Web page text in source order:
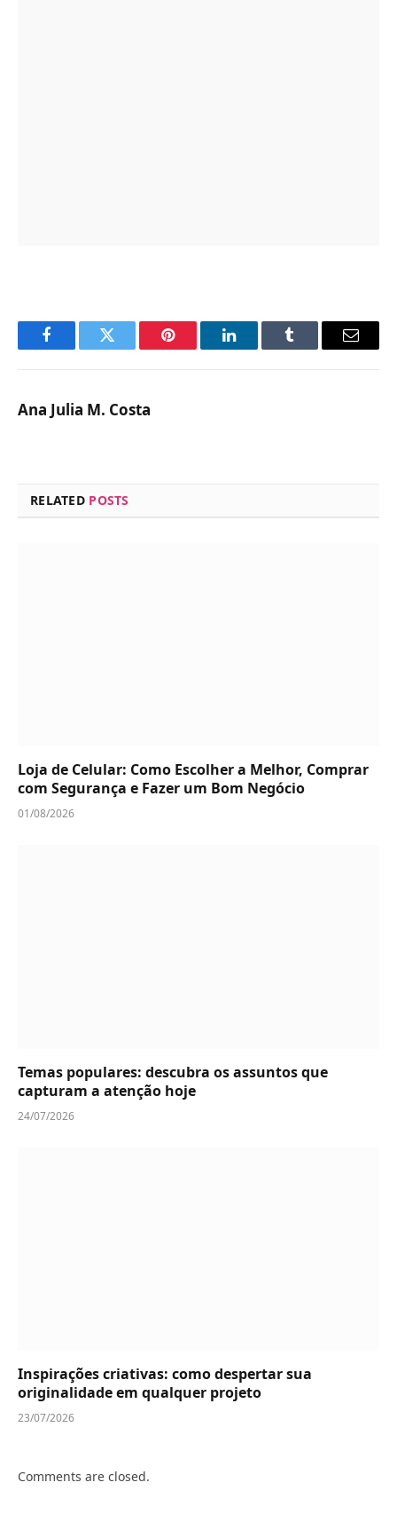
FacebookTwitter Pinterest LinkedInTumblr Email
Ana Julia M. Costa
RELATED POSTS
Loja de Celular: Como Escolher a Melhor, Comprar
com Segurança e Fazer um Bom Negócio
01/08/2026
Temas populares: descubra os assuntos que
capturam a atenção hoje
24/07/2026
Inspirações criativas: como despertar sua
originalidade em qualquer projeto
23/07/2026
Comments are closed.